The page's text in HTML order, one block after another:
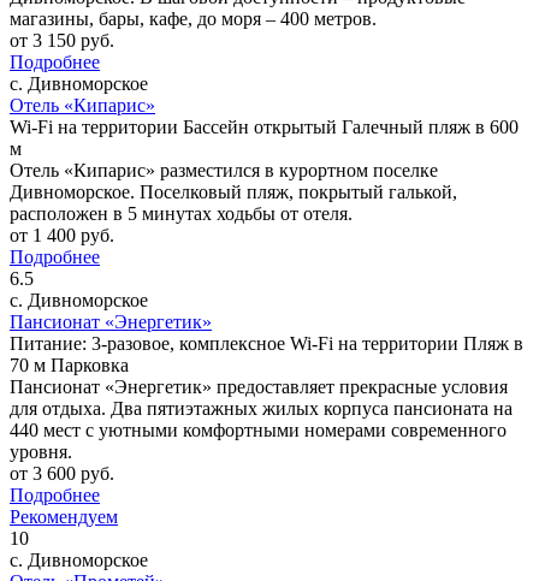
магазины, бары, кафе, до моря – 400 метров.
от 3 150 руб.
Подробнее
с. Дивноморское
Отель «Кипарис»
Wi-Fi на территории Бассейн открытый Галечный пляж в 600
м
Отель «Кипарис» разместился в курортном поселке
Дивноморское. Поселковый пляж, покрытый галькой,
расположен в 5 минутах ходьбы от отеля.
от 1 400 руб.
Подробнее
6.5
с. Дивноморское
Пансионат «Энергетик»
Питание: 3-разовое, комплексное Wi-Fi на территории Пляж в
70 м Парковка
Пансионат «Энергетик» предоставляет прекрасные условия
для отдыха. Два пятиэтажных жилых корпуса пансионата на
440 мест с уютными комфортными номерами современного
уровня.
от 3 600 руб.
Подробнее
Рекомендуем
10
с. Дивноморское